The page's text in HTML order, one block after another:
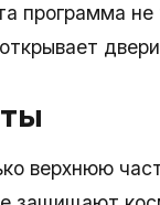
программа
верхнюю